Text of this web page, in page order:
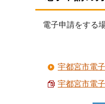
電子申請を
宇都宮市電
宇都宮市電